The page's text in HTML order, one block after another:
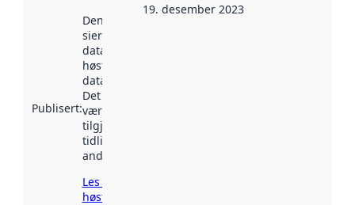
Publisert:
Denne datoen
sier når
datasettet ble
høstet av
data.norge.no.
Det kan ha
vært
tilgjengelig
tidligere
andre steder.
Les mer om
høsting her
19. desember 2023